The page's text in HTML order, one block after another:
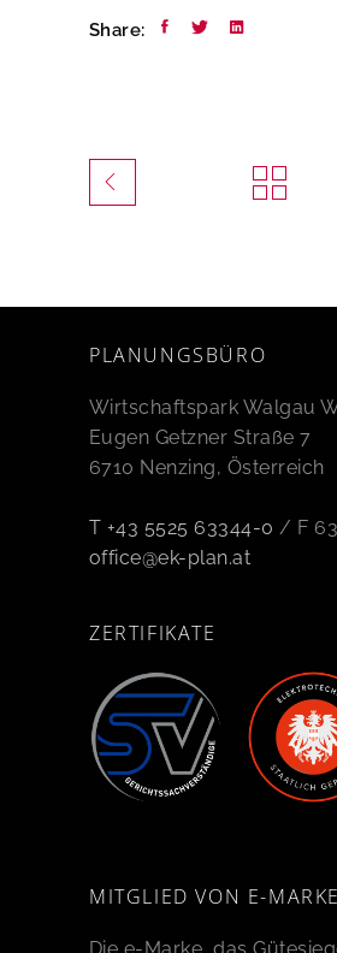
Share:
PLANUNGSBÜRO
Wirtschaftspark Walgau
Eugen Getzner Straße 7
6710 Nenzing, Österreich
T +43 5525 63344-0 / F
office@ek-plan.at
ZERTIFIKATE
MITGLIED VON E-MARKE